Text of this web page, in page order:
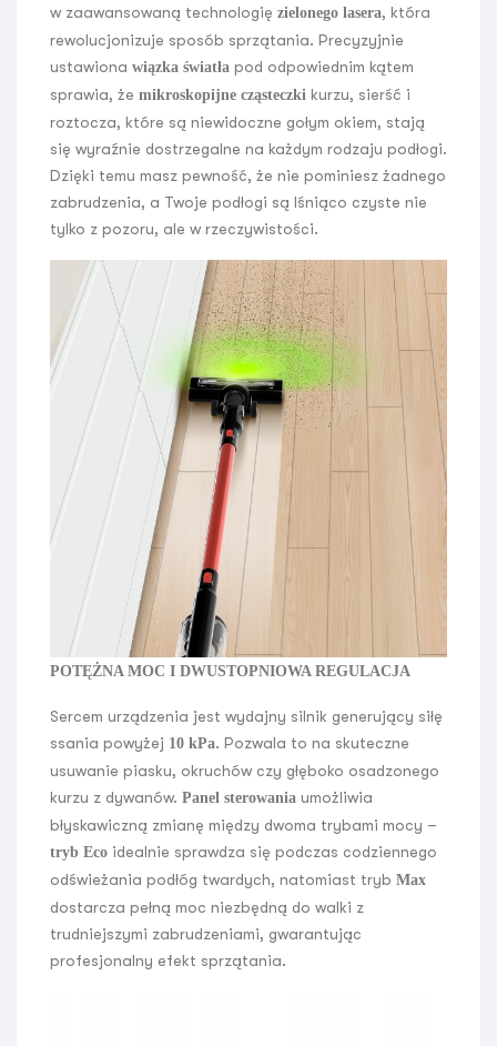
w zaawansowaną technologię zielonego lasera, która
rewolucjonizuje sposób sprzątania. Precyzyjnie
ustawiona wiązka światła pod odpowiednim kątem
sprawia, że mikroskopijne cząsteczki kurzu, sierść i
roztocza, które są niewidoczne gołym okiem, stają
się wyraźnie dostrzegalne na każdym rodzaju podłogi.
Dzięki temu masz pewność, że nie pominiesz żadnego
zabrudzenia, a Twoje podłogi są lśniąco czyste nie
tylko z pozoru, ale w rzeczywistości.
POTĘŻNA MOC I DWUSTOPNIOWA REGULACJA
Sercem urządzenia jest wydajny silnik generujący siłę
ssania powyżej 10 kPa. Pozwala to na skuteczne
usuwanie piasku, okruchów czy głęboko osadzonego
kurzu z dywanów. Panel sterowania umożliwia
błyskawiczną zmianę między dwoma trybami mocy –
tryb Eco idealnie sprawdza się podczas codziennego
odświeżania podłóg twardych, natomiast tryb Max
dostarcza pełną moc niezbędną do walki z
trudniejszymi zabrudzeniami, gwarantując
profesjonalny efekt sprzątania.